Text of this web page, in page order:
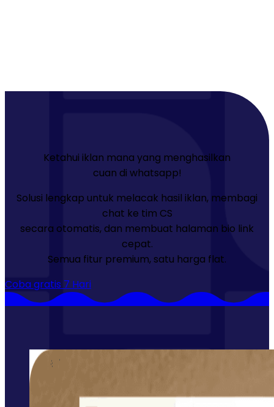
Ketahui iklan mana yang menghasilkan
cuan di whatsapp!
Solusi lengkap untuk melacak hasil iklan, membagi
chat ke tim CS
secara otomatis, dan membuat halaman bio link
cepat.
Semua fitur premium, satu harga flat.
Coba gratis 7 Hari